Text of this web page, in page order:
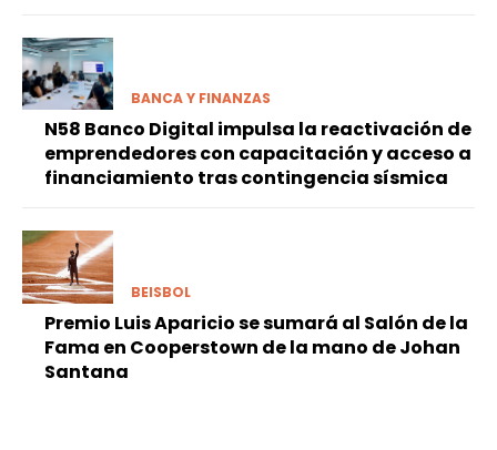
BANCA Y FINANZAS
N58 Banco Digital impulsa la reactivación de
emprendedores con capacitación y acceso a
financiamiento tras contingencia sísmica
BEISBOL
Premio Luis Aparicio se sumará al Salón de la
Fama en Cooperstown de la mano de Johan
Santana